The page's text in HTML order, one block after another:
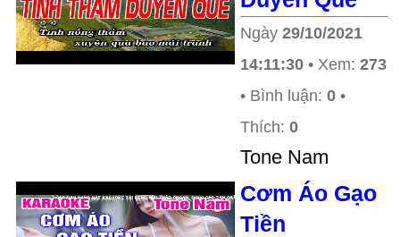
Ngày 29/10/2021
14:11:30 • Xem: 273
• Bình luận: 0 •
Thích: 0
Tone Nam
Cơm Áo Gạo
Tiền